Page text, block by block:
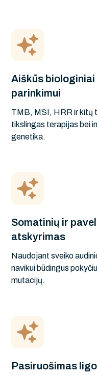
Aiškūs
parinkimui
TMB, MSI, HRR ir kitų
tikslingas terapijas bei
genetika.
Somatinių ir
atskyrimas
Naudojant sveiko
navikui būdingus
mutacijų.
Pasiruošimas